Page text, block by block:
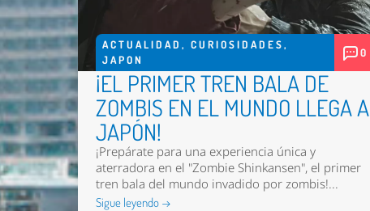
ACTUALIDAD,CURIOSIDADES,
JAPON
0
¡EL PRIMER TREN BALA DE
ZOMBIS EN EL MUNDO LLEGA A
JAPÓN!
¡Prepárate para una experiencia única y
aterradora en el "Zombie Shinkansen", el primer
tren bala del mundo invadido por zombis!...
Sigue leyendo →